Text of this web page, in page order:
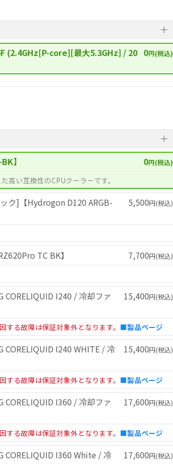
(2.4GHz[P-core][最大5.3GHz] / 20 0円(税込)
】 0円(税込)
高い互換性のCPUクーラーです。
ク]【Hydrogon D120 ARGB-
5,500円(税込)
TC BK】 7,700円(税込)
CORELIQUID I240 / 冷却ファ
15,400円(税込)
る故障は保証対象外となります。 ■製品ページ
CORELIQUID I240 WHITE / 冷
15,400円(税込)
る故障は保証対象外となります。 ■製品ページ
CORELIQUID I360 / 冷却ファ
17,600円(税込)
る故障は保証対象外となります。 ■製品ページ
CORELIQUID I360 White / 冷
17,600円(税込)